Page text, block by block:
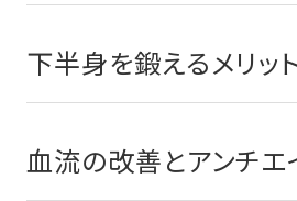
下半身を鍛えるメリッ
血流の改善とアンチエ